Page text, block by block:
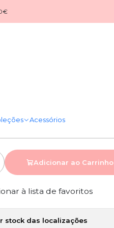
Acessórios
Adicionar ao Carrinho
à lista de favoritos
stock das localizações